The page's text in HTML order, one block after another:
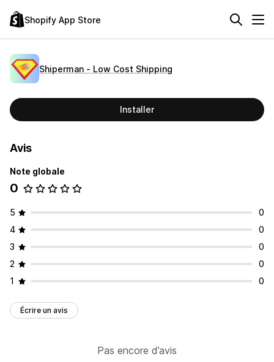
Shopify App Store
Shiperman ‑ Low Cost Shipping
Installer
Avis
Note globale
0
5
0
4
0
3
0
2
0
1
0
Écrire un avis
Pas encore d’avis